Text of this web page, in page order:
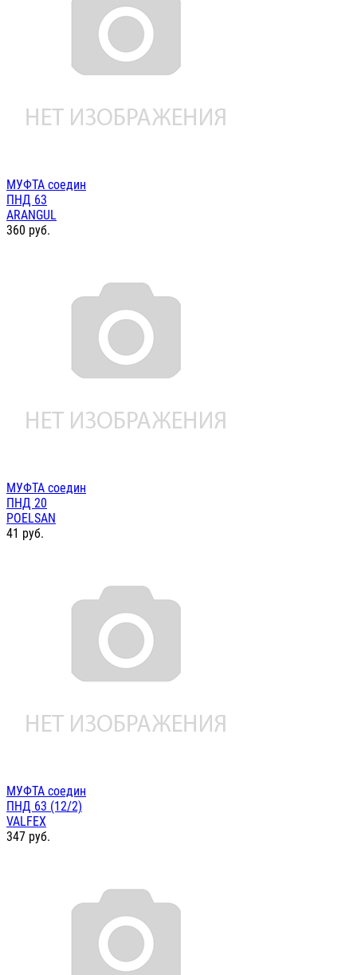
МУФТА соедин
ПНД 63
ARANGUL
360 руб.
МУФТА соедин
ПНД 20
POELSAN
41 руб.
МУФТА соедин
ПНД 63 (12/2)
VALFEX
347 руб.